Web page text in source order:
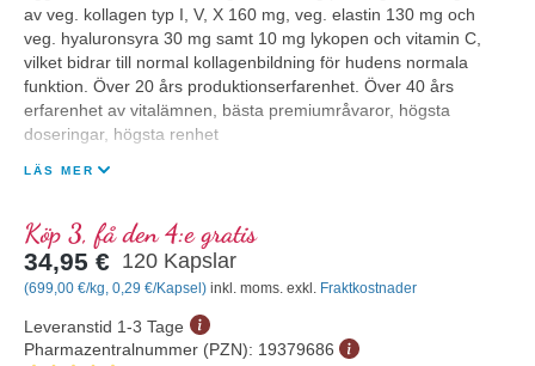
av veg. kollagen typ I, V, X 160 mg, veg. elastin 130 mg och
veg. hyaluronsyra 30 mg samt 10 mg lykopen och vitamin C,
vilket bidrar till normal kollagenbildning för hudens normala
funktion. Över 20 års produktionserfarenhet. Över 40 års
erfarenhet av vitalämnen, bästa premiumråvaror, högsta
doseringar, högsta renhet
LÄS MER
Köp 3, få den 4:e gratis
34,95 € 120 Kapslar
(699,00 €/kg, 0,29 €/Kapsel) inkl. moms. exkl. Fraktkostnader
Leveranstid 1-3 Tage
Pharmazentralnummer (PZN): 19379686